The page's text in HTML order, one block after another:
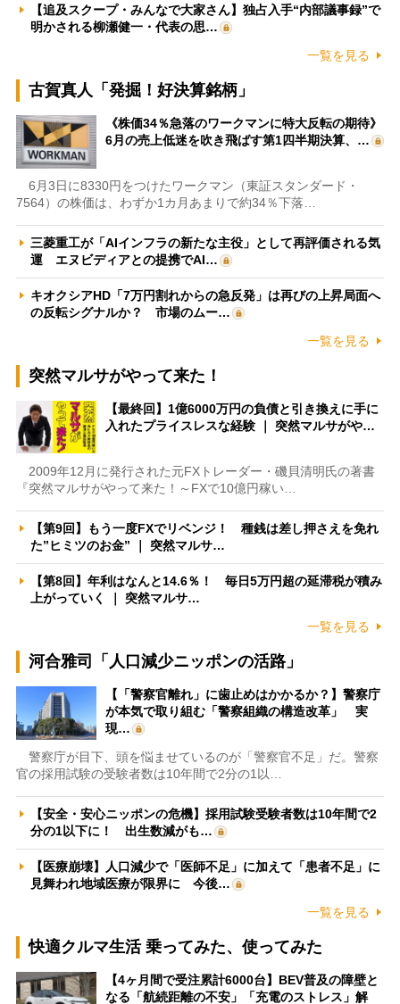
【追及スクープ・みんなで大家さん】独占入手“内部議事録”で
明かされる柳瀬健一・代表の思…
一覧を見る
古賀真人「発掘！好決算銘柄」
《株価34％急落のワークマンに特大反転の期待》
6月の売上低迷を吹き飛ばす第1四半期決算、…
6月3日に8330円をつけたワークマン（東証スタンダード・
7564）の株価は、わずか1カ月あまりで約34％下落…
三菱重工が「AIインフラの新たな主役」として再評価される気
運 エヌビディアとの提携でAI…
キオクシアHD「7万円割れからの急反発」は再びの上昇局面へ
の反転シグナルか？ 市場のムー…
一覧を見る
突然マルサがやって来た！
【最終回】1億6000万円の負債と引き換えに手に
入れたプライスレスな経験 ｜ 突然マルサがや…
2009年12月に発行された元FXトレーダー・磯貝清明氏の著書
『突然マルサがやって来た！～FXで10億円稼い…
【第9回】もう一度FXでリベンジ！ 種銭は差し押さえを免れ
た”ヒミツのお金” ｜ 突然マルサ…
【第8回】年利はなんと14.6％！ 毎日5万円超の延滞税が積み
上がっていく ｜ 突然マルサ…
一覧を見る
河合雅司「人口減少ニッポンの活路」
【「警察官離れ」に歯止めはかかるか？】警察庁
が本気で取り組む「警察組織の構造改革」 実
現…
警察庁が目下、頭を悩ませているのが「警察官不足」だ。警察
官の採用試験の受験者数は10年間で2分の1以…
【安全・安心ニッポンの危機】採用試験受験者数は10年間で2
分の1以下に！ 出生数減がも…
【医療崩壊】人口減少で「医師不足」に加えて「患者不足」に
見舞われ地域医療が限界に 今後…
一覧を見る
快適クルマ生活 乗ってみた、使ってみた
【4ヶ月間で受注累計6000台】BEV普及の障壁と
なる「航続距離の不安」「充電のストレス」解